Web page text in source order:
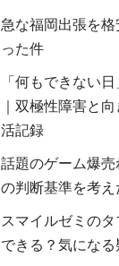
急な福岡出張を
った件
「何もできない
｜双極性障害と
活記録
話題のゲーム爆
の判断基準を考え
スマイルゼミの
できる？気にな